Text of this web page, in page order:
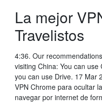
La mejor
Travelistos
4:36. Our
visiting China: You can
you can use Drive. 17 Mar
VPN Chrome para ocultar
navegar por internet de